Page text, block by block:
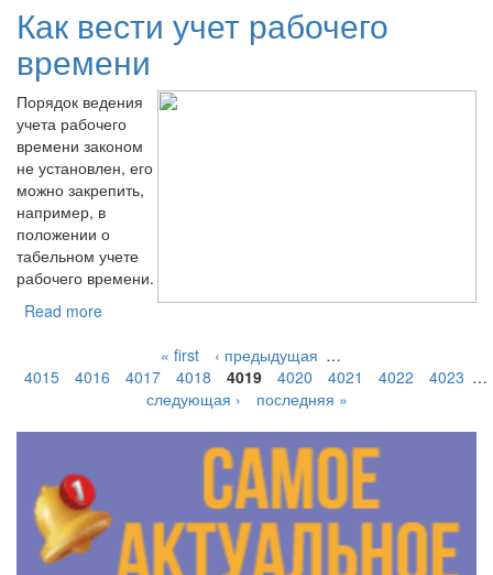
Как вести учет рабочего
времени
Порядок ведения
учета рабочего
времени законом
не установлен, его
можно закрепить,
например, в
положении о
табельном учете
рабочего времени.
Read more
« first
‹ предыдущая …
4015
4016 4017 4018 4019 4020 4021 4022 4023 …
следующая ›
последняя »